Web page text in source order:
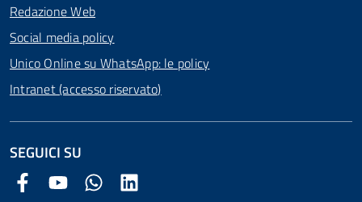
Redazione Web
Social media policy
Unico Online su WhatsApp: le policy
Intranet (accesso riservato)
SEGUICI SU
Facebook Comune di Arezzo
Youtube Comune di Arezzo
Twitter Comune di Arezzo